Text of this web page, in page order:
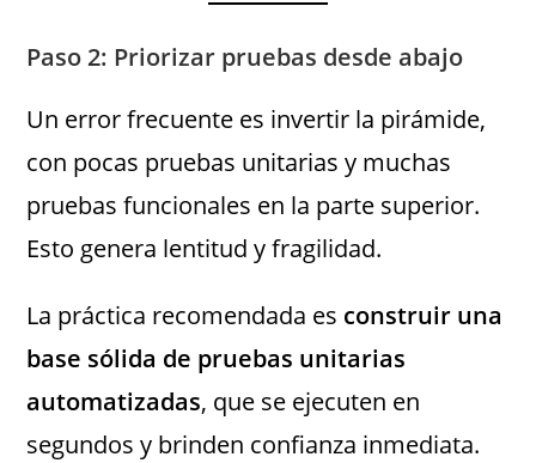
Paso 2: Priorizar pruebas desde abajo
Un error frecuente es invertir la pirámide,
con pocas pruebas unitarias y muchas
pruebas funcionales en la parte superior.
Esto genera lentitud y fragilidad.
La práctica recomendada es construir una
base sólida de pruebas unitarias
automatizadas, que se ejecuten en
segundos y brinden confianza inmediata.